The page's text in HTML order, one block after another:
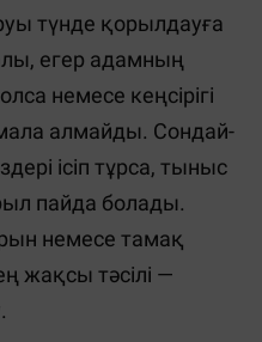
түнде қорылдауға
егер адамның
немесе кеңсірігі
алмайды. Сондай-
ісіп тұрса, тыныс
пайда болады.
немесе тамақ
жақсы тәсілі —